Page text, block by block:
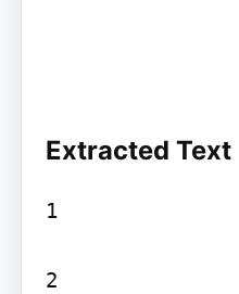
Extracted Text
1
2